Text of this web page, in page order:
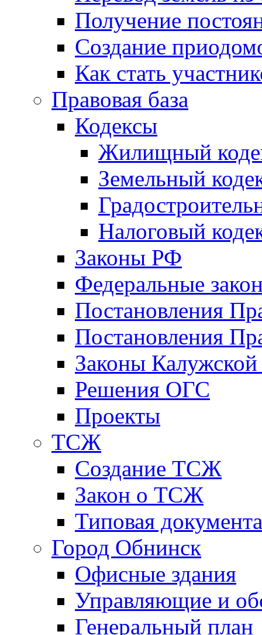
Получение
Создание
Как стать
Правовая база
Кодексы
Жилищный
Земельный
Налоговый
Законы РФ
Федеральные
Постановления
Постановления
Законы Калужской
Решения ОГС
Проекты
ТСЖ
Создание ТСЖ
Закон о ТСЖ
Типовая
Город Обнинск
Офисные здания
Управляющие и
Генеральный план